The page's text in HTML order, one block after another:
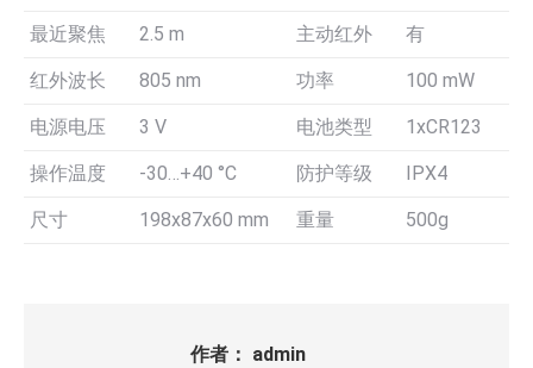
最近聚焦 2.5 m 主动红外 有
红外波长 805 nm 功率 100 mW
电源电压 3 V 电池类型 1xCR123
操作温度 -30…+40 °C 防护等级 IPX4
尺寸 198x87x60 mm 重量 500g
作者： admin